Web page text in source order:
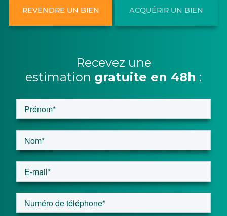
REVENDRE UN BIEN ACQUÉRIR UN BIEN